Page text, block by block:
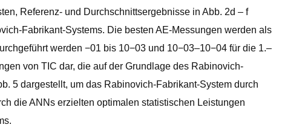
Referenz- und Durchschnittsergebnisse in Abb. 2d – f
Fabrikant-Systems. Die besten AE-Messungen werden als
werden −01 bis 10−03 und 10−03–10−04 für die 1.–
von TIC dar, die auf der Grundlage des Rabinovich-
5 dargestellt, um das Rabinovich-Fabrikant-System durch
die ANNs erzielten optimalen statistischen Leistungen